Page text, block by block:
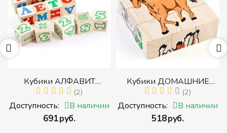
Кубики АЛФАВИТ
РУССКИЙ С ЦИФРАМИ
(Томик) (Набор кубиков с
буквами, цифрами,
математическими знаками
(2)
Доступность: В наличии
‍691‍руб.
Кубики ДОМАШНИЕ
ЖИВОТНЫЕ (Томик)
(Набор кубиков
разрезных (складных))
(2)
Доступность: В наличии
‍518‍руб.